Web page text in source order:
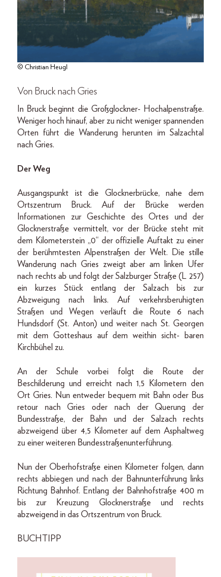
© Christian Heugl
Von Bruck nach Gries
In Bruck beginnt die Großglockner- Hochalpenstraße.
Weniger hoch hinauf, aber zu nicht weniger spannenden
Orten führt die Wanderung herunten im Salzachtal
nach Gries.
Der Weg
Ausgangspunkt ist die Glocknerbrücke, nahe dem
Ortszentrum Bruck. Auf der Brücke werden
Informationen zur Geschichte des Ortes und der
Glocknerstraße vermittelt, vor der Brücke steht mit
dem Kilometerstein „0“ der offizielle Auftakt zu einer
der berühmtesten Alpenstraßen der Welt. Die stille
Wanderung nach Gries zweigt aber am linken Ufer
nach rechts ab und folgt der Salzburger Straße (L 257)
ein kurzes Stück entlang der Salzach bis zur
Abzweigung nach links. Auf verkehrsberuhigten
Straßen und Wegen verläuft die Route 6 nach
Hundsdorf (St. Anton) und weiter nach St. Georgen
mit dem Gotteshaus auf dem weithin sicht- baren
Kirchbühel zu.
An der Schule vorbei folgt die Route der
Beschilderung und erreicht nach 1,5 Kilometern den
Ort Gries. Nun entweder bequem mit Bahn oder Bus
retour nach Gries oder nach der Querung der
Bundesstraße, der Bahn und der Salzach rechts
abzweigend über 4,5 Kilometer auf dem Asphaltweg
zu einer weiteren Bundesstraßenunterführung.
Nun der Oberhofstraße einen Kilometer folgen, dann
rechts abbiegen und nach der Bahnunterführung links
Richtung Bahnhof. Entlang der Bahnhofstraße 400 m
bis zur Kreuzung Glocknerstraße und rechts
abzweigend in das Ortszentrum von Bruck.
BUCHTIPP